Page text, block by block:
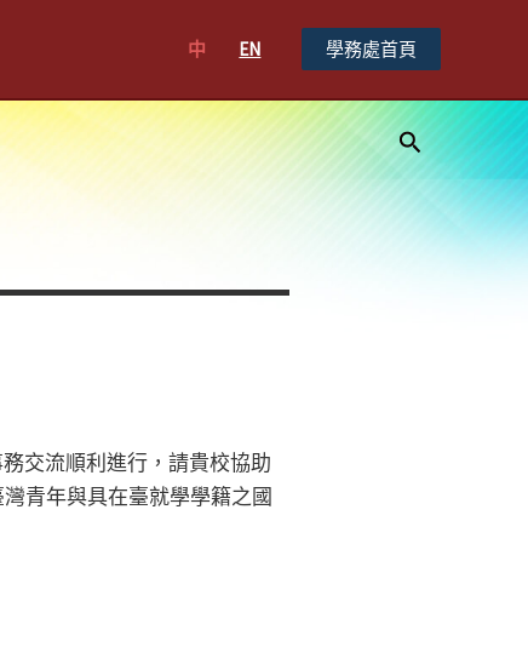
中 EN 學務處首頁
搜
尋
交流順利進行，請貴校協助
青年與具在臺就學學籍之國